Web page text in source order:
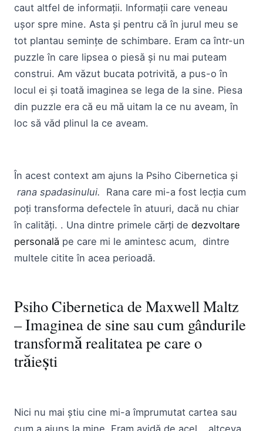
caut altfel de informații. Informații care veneau
ușor spre mine. Asta și pentru că în jurul meu se
tot plantau semințe de schimbare. Eram ca într-un
puzzle în care lipsea o piesă și nu mai puteam
construi. Am văzut bucata potrivită, a pus-o în
locul ei și toată imaginea se lega de la sine. Piesa
din puzzle era că eu mă uitam la ce nu aveam, în
loc să văd plinul la ce aveam.
În acest context am ajuns la Psiho Cibernetica și
rana spadasinului.
Rana care mi-a fost lecția cum
poți transforma defectele în atuuri, dacă nu chiar
în calități. . Una dintre primele cărți de dezvoltare
personală pe care mi le amintesc acum, dintre
multele citite în acea perioadă.
Psiho Cibernetica de Maxwell Maltz
– Imaginea de sine sau cum gândurile
transformă realitatea pe care o
trăiești
Nici nu mai știu cine mi-a împrumutat cartea sau
cum a ajuns la mine. Eram avidă de acel… altceva